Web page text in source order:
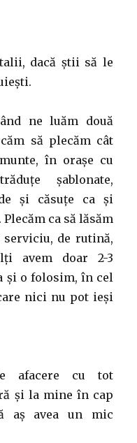
dacă știi să le
ne luăm două
să plecăm cât
în orașe cu
șablonate,
și căsuțe ca și
ca să lăsăm
de rutină,
avem doar 2-3
și o folosim, în cel
nici nu pot ieși
afacere cu tot
și la mine în cap
aș avea un mic